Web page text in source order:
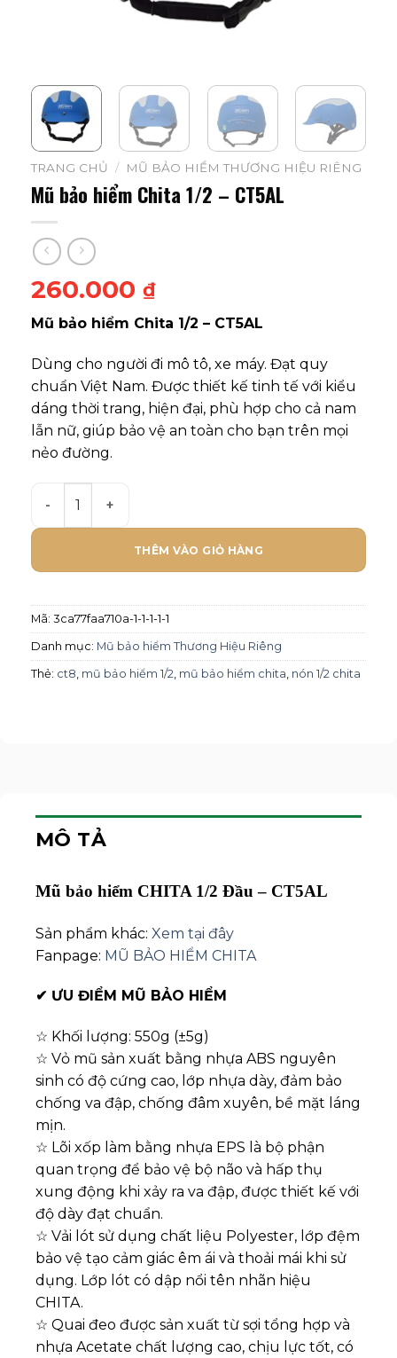
TRANG CHỦ / MŨ BẢO HIỂM THƯƠNG HIỆU RIÊNG
Mũ bảo hiểm Chita 1/2 – CT5AL
260.000 ₫
Mũ bảo hiểm Chita 1/2 – CT5AL
Dùng cho người đi mô tô, xe máy. Đạt quy
chuẩn Việt Nam. Được thiết kế tinh tế với kiểu
dáng thời trang, hiện đại, phù hợp cho cả nam
lẫn nữ, giúp bảo vệ an toàn cho bạn trên mọi
nẻo đường.
THÊM VÀO GIỎ HÀNG
Mã: 3ca77faa710a-1-1-1-1-1
Danh mục: Mũ bảo hiểm Thương Hiệu Riêng
Thẻ: ct8, mũ bảo hiểm 1/2, mũ bảo hiểm chita, nón 1/2 chita
MÔ TẢ
Mũ bảo hiểm CHITA 1/2 Đầu – CT5AL
Sản phẩm khác: Xem tại đây
Fanpage: MŨ BẢO HIỂM CHITA
✔ ƯU ĐIỂM MŨ BẢO HIỂM
☆ Khối lượng: 550g (±5g)
☆ Vỏ mũ sản xuất bằng nhựa ABS nguyên
sinh có độ cứng cao, lớp nhựa dày, đảm bảo
chống va đập, chống đâm xuyên, bề mặt láng
mịn.
☆ Lõi xốp làm bằng nhựa EPS là bộ phận
quan trọng để bảo vệ bộ não và hấp thụ
xung động khi xảy ra va đập, được thiết kế với
độ dày đạt chuẩn.
☆ Vải lót sử dụng chất liệu Polyester, lớp đệm
bảo vệ tạo cảm giác êm ái và thoải mái khi sử
dụng. Lớp lót có dập nổi tên nhãn hiệu
CHITA.
☆ Quai đeo được sản xuất từ sợi tổng hợp và
nhựa Acetate chất lượng cao, chịu lực tốt, có